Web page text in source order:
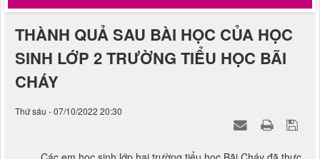
THÀNH QUẢ SAU BÀI HỌC CỦA HỌC
SINH LỚP 2 TRƯỜNG TIỂU HỌC BÃI
CHÁY
Thứ sáu - 07/10/2022 20:30